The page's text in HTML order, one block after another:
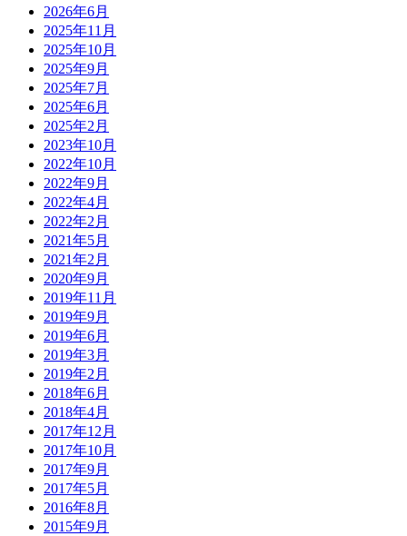
2026年6月
2025年11月
2025年10月
2025年9月
2025年7月
2025年6月
2025年2月
2023年10月
2022年10月
2022年9月
2022年4月
2022年2月
2021年5月
2021年2月
2020年9月
2019年11月
2019年9月
2019年6月
2019年3月
2019年2月
2018年6月
2018年4月
2017年12月
2017年10月
2017年9月
2017年5月
2016年8月
2015年9月